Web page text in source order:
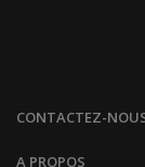
CONTACTEZ-
A PROPOS